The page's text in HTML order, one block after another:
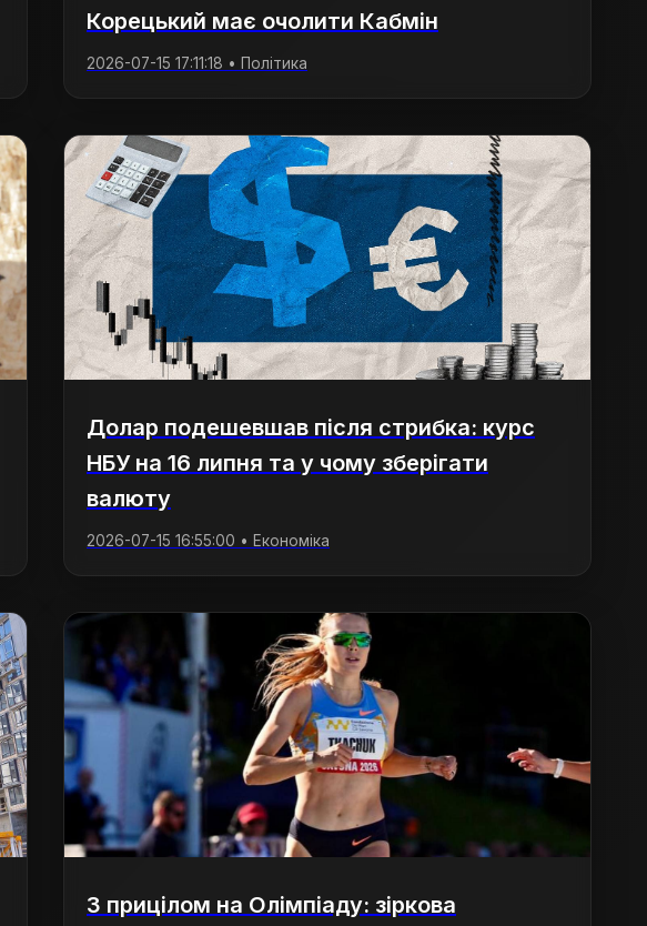
Корецький має очолити Кабмін
2026-07-15 17:11:18 • Політика
Долар подешевшав після стрибка: курс
НБУ на 16 липня та у чому зберігати
валюту
2026-07-15 16:55:00 • Економіка
З прицілом на Олімпіаду: зіркова